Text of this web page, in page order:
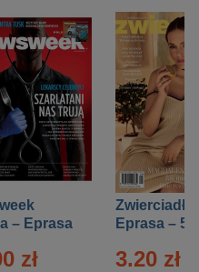
– Eprasa
zł
Zwierciadło
Eprasa – 5/
3.20 zł